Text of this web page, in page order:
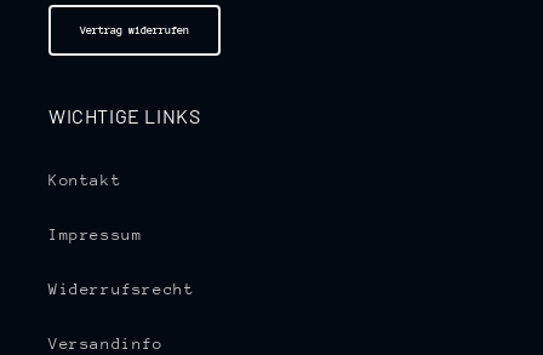
Vertrag widerrufen
WICHTIGE LINKS
Kontakt
Impressum
Widerrufsrecht
Versandinfo